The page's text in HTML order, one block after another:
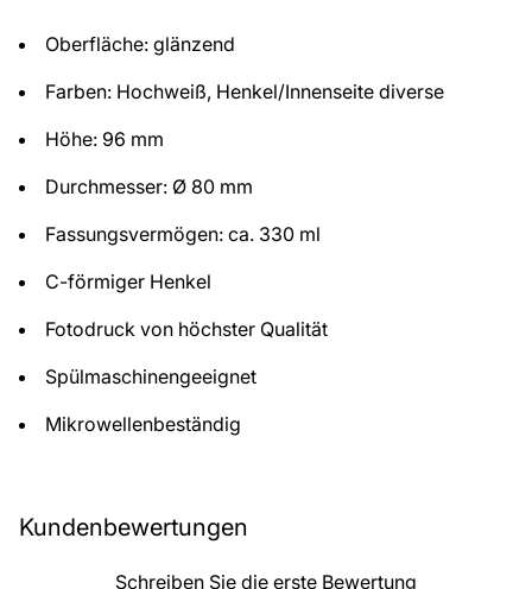
Oberfläche: glänzend
Farben: Hochweiß, Henkel/Innenseite diverse
Höhe: 96 mm
Durchmesser: Ø 80 mm
Fassungsvermögen: ca. 330 ml
C-förmiger Henkel
Fotodruck von höchster Qualität
Spülmaschinengeeignet
Mikrowellenbeständig
Kundenbewertungen
Schreiben Sie die erste Bewertung